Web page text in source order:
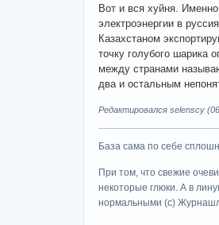
Вот и вся хуйня.
электроэнергии в
Казахстаном
точку голубого шарика
между странами
два и остальным
Редактировался selenscy
База сама по себе
При том, что свежие
некоторые глюки. А в
нормальными (c)